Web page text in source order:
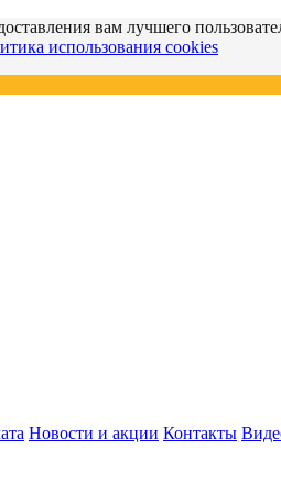
вам лучшего
использования cookies
Новости и акции Контакты